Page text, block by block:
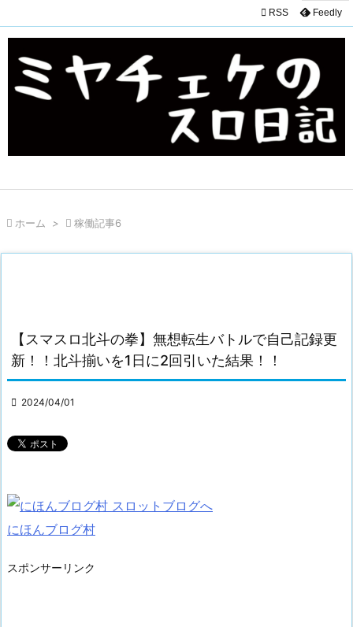
 RSS Feedly
 ホーム >  稼働記事6
【スマスロ北斗の拳】無想転生バトルで自己記録更
新！！北斗揃いを1日に2回引いた結果！！
 2024/04/01
にほんブログ村
スポンサーリンク